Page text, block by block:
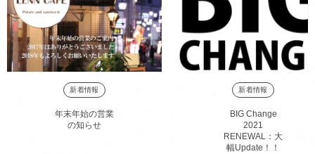
新着情報
年末年始の営業
の知らせ
新着情報
BIG Change
2021
RENEWAL：大
幅Update！！